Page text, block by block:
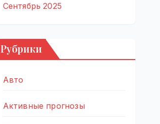
Сентябрь 2025
Рубрики
Авто
Активные прогнозы